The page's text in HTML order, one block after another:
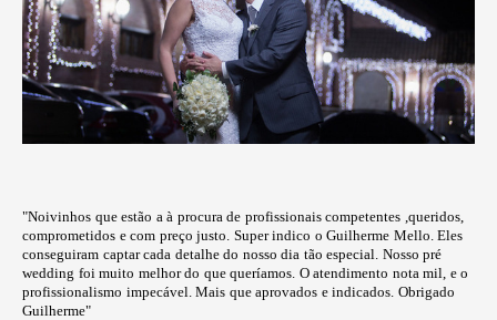
"Noivinhos que estão a à procura de profissionais competentes ,queridos,
comprometidos e com preço justo. Super indico o Guilherme Mello. Eles
conseguiram captar cada detalhe do nosso dia tão especial. Nosso pré
wedding foi muito melhor do que queríamos. O atendimento nota mil, e o
profissionalismo impecável. Mais que aprovados e indicados. Obrigado
Guilherme"